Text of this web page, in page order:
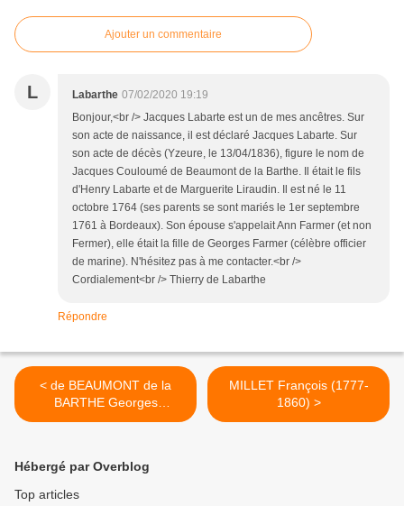
Ajouter un commentaire
L Labarthe 07/02/2020 19:19
Bonjour,<br /> Jacques Labarte est un de mes ancêtres. Sur
son acte de naissance, il est déclaré Jacques Labarte. Sur
son acte de décès (Yzeure, le 13/04/1836), figure le nom de
Jacques Couloumé de Beaumont de la Barthe. Il était le fils
d'Henry Labarte et de Marguerite Liraudin. Il est né le 11
octobre 1764 (ses parents se sont mariés le 1er septembre
1761 à Bordeaux). Son épouse s'appelait Ann Farmer (et non
Fermer), elle était la fille de Georges Farmer (célèbre officier
de marine). N'hésitez pas à me contacter.<br />
Cordialement<br /> Thierry de Labarthe
Répondre
< de BEAUMONT de la
BARTHE Georges
Guillaume Henri (1793-
MILLET François (1777-
1860) >
Hébergé par Overblog
Top articles